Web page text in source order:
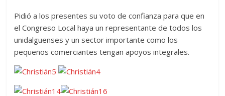
Pidió a los presentes su voto de confianza para que en
el Congreso Local haya un representante de todos los
unidalguenses y un sector importante como los
pequeños comerciantes tengan apoyos integrales.